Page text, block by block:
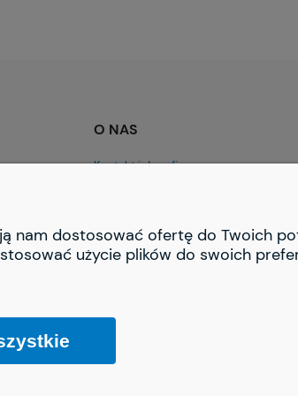
O NAS
Kontakt i dane firmy
nam dostosować ofertę do Twoich
użycie plików do swoich